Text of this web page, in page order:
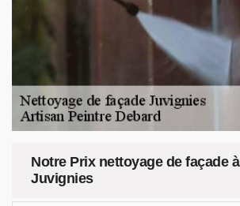
Notre Prix nettoyage de façade à
Juvignies